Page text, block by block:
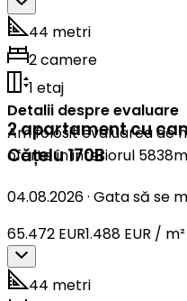
44 metri
2 camere
1 etaj
Detalii despre evaluare
Am folosit evaluarea de
oferte în interiorul
2 apartament cu
Cățelu 170B
04.08.2026· Gata să se
65.472 EUR1.488 EUR / m²
44 metri